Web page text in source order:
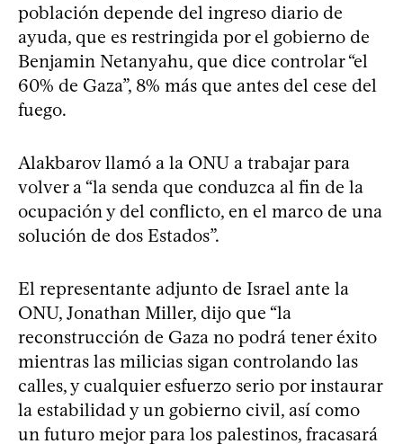
población depende del ingreso diario de
ayuda, que es restringida por el gobierno de
Benjamin Netanyahu, que dice controlar “el
60% de Gaza”, 8% más que antes del cese del
fuego.
Alakbarov llamó a la ONU a trabajar para
volver a “la senda que conduzca al fin de la
ocupación y del conflicto, en el marco de una
solución de dos Estados”.
El representante adjunto de Israel ante la
ONU, Jonathan Miller, dijo que “la
reconstrucción de Gaza no podrá tener éxito
mientras las milicias sigan controlando las
calles, y cualquier esfuerzo serio por instaurar
la estabilidad y un gobierno civil, así como
un futuro mejor para los palestinos, fracasará